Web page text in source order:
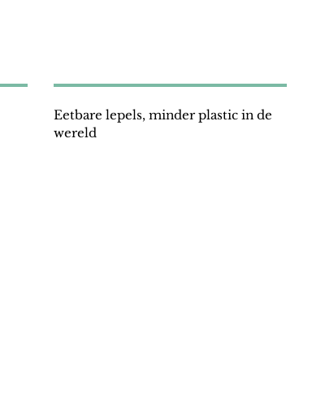
Eetbare lepels, minder plastic in de
wereld